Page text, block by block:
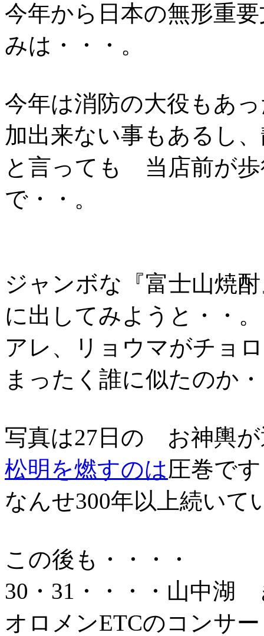
今年から日本の無形重
みは・・・。
今年は消防の大役もあ
加出来ない事もあるし
と言っても 当店前が
で・・。
ジャンボな『富士山焼
に出してみようと・・。
アレ、リョウマがチョ
まったく誰に似たのか
写真は27日の お神輿
松明を燃すのは圧巻で
なんせ300年以上続いて
この後も・・・・
30・31・・・・山中
オロメンETCのコンサ